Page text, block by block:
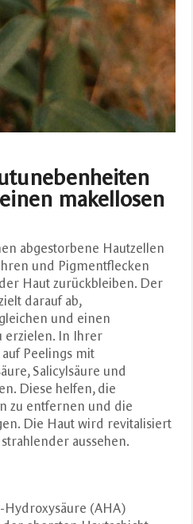
makellosen
abgestorbene Hautzellen
und Pigmentflecken
Haut zurückbleiben. Der
darauf ab,
und einen
erzielen. In Ihrer
Peelings mit
Salicylsäure und
Diese helfen, die
zu entfernen und die
Die Haut wird revitalisiert
aussehen.
Hydroxysäure (AHA)